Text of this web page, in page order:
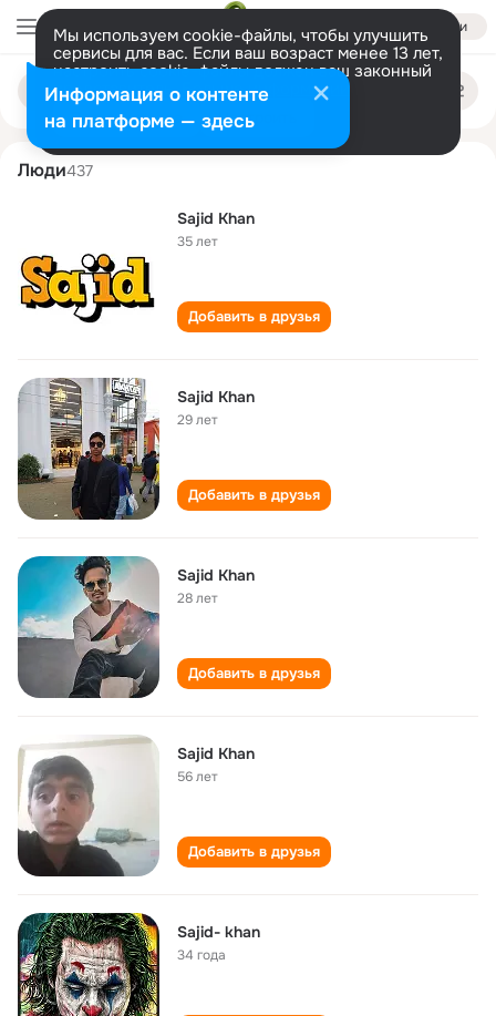
Войти
Мы используем cookie-файлы, чтобы улучшить
сервисы для вас. Если ваш возраст менее 13 лет,
настроить cookie-файлы должен ваш законный
представитель. Больше информации
Разрешить все Настроить
Поиск
людям
sajid khan
Люди437
Sajid Khan
35 лет
Добавить в друзья
Sajid Khan
29 лет
Добавить в друзья
Sajid Khan
28 лет
Добавить в друзья
Sajid Khan
56 лет
Добавить в друзья
Sajid- khan
34 года
Информация о контенте
на платформе — здесь